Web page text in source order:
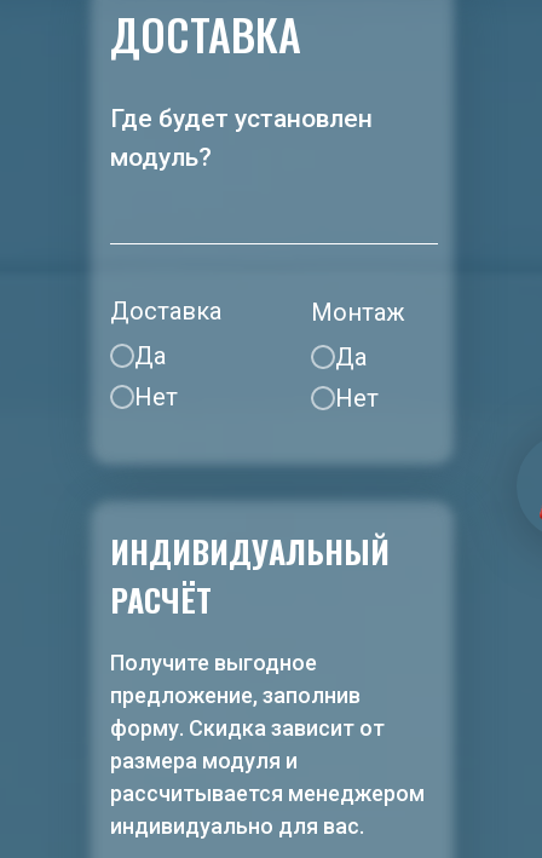
Получите выгодное
предложение, заполнив
форму. Скидка зависит от
размера модуля и
рассчитывается менеджером
индивидуально для вас.
Где будет установлен
модуль?
Доставка
Да
Нет
Монтаж
Да
Нет
ДОСТАВКА
ИНДИВИДУАЛЬНЫЙ
РАСЧЁТ